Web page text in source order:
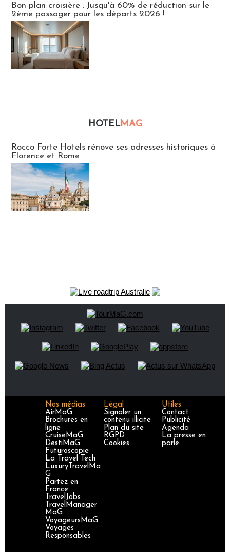
Bon plan croisière : Jusqu'à 60% de réduction sur le
2ème passager pour les départs 2026 !
HOTELMAG
Rocco Forte Hotels rénove ses adresses historiques à
Florence et Rome
Nos médias
AirMaG
Brochures en
ligne
CruiseMaG
DestiMaG
Futuroscopie
La Travel Tech
LuxuryTravelMa
G
Partez en
France
TravelJobs
TravelManager
MaG
VoyageursMaG
Voyages
Responsables
Légal
Signaler un
contenu illicite
Plan du site
RGPD
Cookies
Utiles
Contact
Publicité
Agenda
La presse en
parle